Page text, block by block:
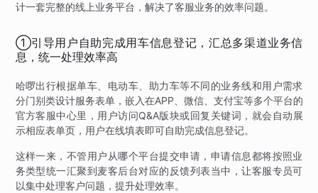
计一套完整的线上业务平台，解决了客服业务的效率问题。
①引导用户自助完成用车信息登记，汇总多渠道业务信
息，统一处理效率高
哈啰出行根据单车、电动车、助力车等不同的业务线和用户需求
分门别类设计服务表单，嵌入在APP、微信、支付宝等多个平台的
官方客服中心里，用户访问Q&A版块或回复关键词，就会自动展
示相应表单页，用户在线填表即可自助完成信息登记。
这样一来，不管用户从哪个平台提交申请，申请信息都将按照业
务类型统一汇聚到麦客后台对应的反馈列表当中，让客服专员可
以集中处理客户问题，提升处理效率。